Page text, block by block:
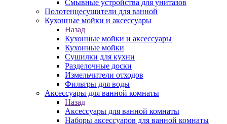
Смывные устройства для унитазов
Полотенцесушители для ванной
Кухонные мойки и аксессуары
Назад
Кухонные мойки и аксессуары
Кухонные мойки
Сушилки для кухни
Разделочные доски
Измельчители отходов
Фильтры для воды
Аксессуары для ванной комнаты
Назад
Аксессуары для ванной комнаты
Наборы аксессуаров для ванной комнаты